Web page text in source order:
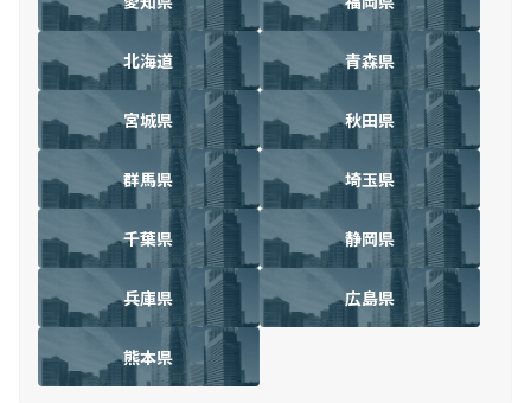
北海道 青森県
宮城県 秋田県
群馬県 埼玉県
千葉県 静岡県
兵庫県 広島県
熊本県